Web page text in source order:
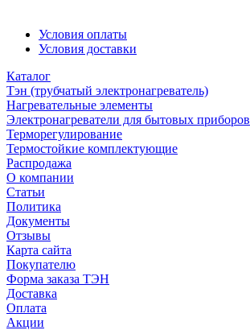
Условия оплаты
Условия доставки
Каталог
Тэн (трубчатый электронагреватель)
Нагревательные элементы
Электронагреватели для бытовых приборов
Терморегулирование
Термостойкие комплектующие
Распродажа
О компании
Статьи
Политика
Документы
Отзывы
Карта сайта
Покупателю
Форма заказа ТЭН
Доставка
Оплата
Акции